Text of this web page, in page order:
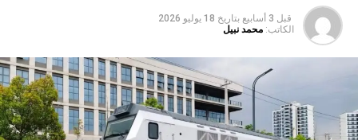
قبل 3 أسابيع بتاريخ 18 يوليو 2026
الكاتب: محمد نبيل